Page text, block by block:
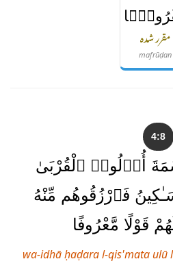
مقرر شدہ
mafrūḍan
4:8
أُو۟لُوا۟ ٱلْقُرْبَىٰ
فَٱرْزُقُوهُم مِّنْهُ
قَوْلًا مَّعْرُوفًا
wa-idhā ḥaḍara l-qis'mata